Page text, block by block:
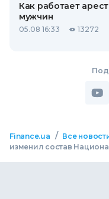
Как работает
мужчин
05.08 16:33 13272
Finance.ua / Все
изменил состав